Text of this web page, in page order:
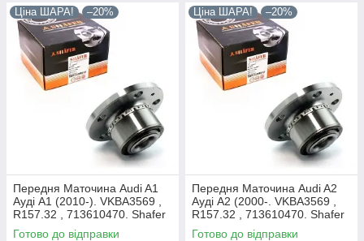
Ціна ШАРА! –20%
Передня Маточина Audi A1
Ауді А1 (2010-). VKBA3569 ,
R157.32 , 713610470. Shafer
Австрія
Готово до відправки
Ціна ШАРА! –20%
Передня Маточина Audi A2
Ауді А2 (2000-. VKBA3569 ,
R157.32 , 713610470. Shafer
Австрія
Готово до відправки